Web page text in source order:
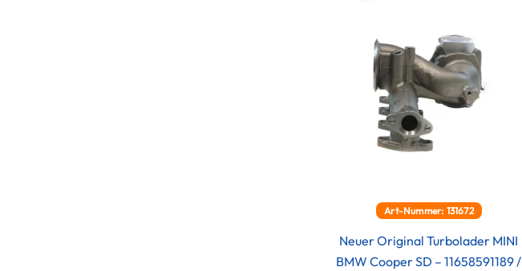
Art-Nummer: 131672
Neuer Original Turbolader MINI
BMW Cooper SD – 11658591189 /